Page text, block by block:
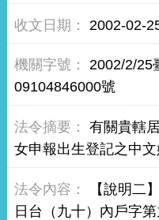
2002-02-
2002/2/25
09104846000號
有關貴轄
女申報出生登記之中
【說明二
日台（九十）內戶字